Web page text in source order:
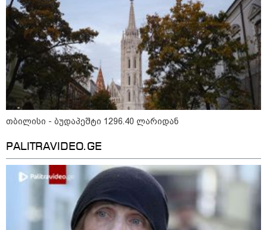
თბილისი - რომი 712.70 ლარიდან
მნიშვნელოვანი ინფორმაცია
თბილისი - ბუდაპეშტი 1296.40 ლარიდან
PALITRAVIDEO.GE